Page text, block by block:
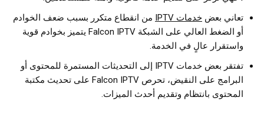
تعاني بعض خدمات IPTV
من انقطاع متكرر بسبب ضعف الخوادم
أو الضغط العالي على الشبكة Falcon IPTV يتميز بخوادم قوية
واستقرار عالٍ في الخدمة.
تفتقر بعض خدمات IPTV إلى التحديثات المستمرة للمحتوى أو
البرامج على النقيض، تحرص Falcon IPTV على تحديث مكتبة
المحتوى بانتظام وتقديم أحدث الميزات.